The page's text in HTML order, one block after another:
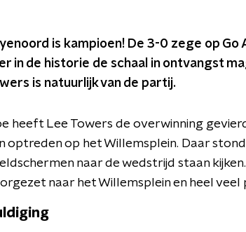
is kampioen! De 3-0 zege op
in de historie de schaal in ontvangst
is natuurlijk van de partij.
heeft Lee Towers de overwinning
optreden op het Willemsplein. Daar
naar de wedstrijd staan
naar het Willemsplein en heel